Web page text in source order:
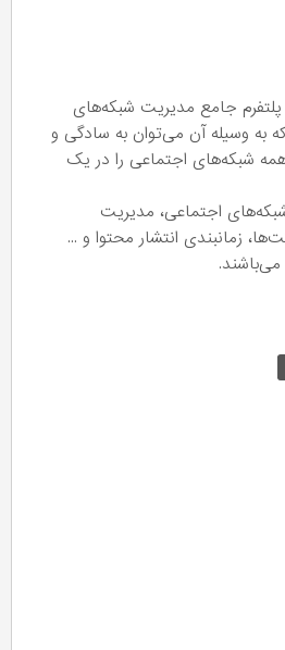
پلتفرم جامع مدیریت شبکه‌های
به وسیله آن می‌توان به سادگی و
شبکه‌های اجتماعی را در یک
اجتماعی، مدیریت
زمانبندی انتشار محتوا و ...